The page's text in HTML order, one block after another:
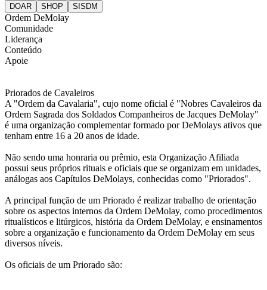
Ordem DeMolay
Comunidade
Liderança
Conteúdo
Apoie
Priorados de Cavaleiros
A "Ordem da Cavalaria", cujo nome oficial é "Nobres Cavaleiros da
Ordem Sagrada dos Soldados Companheiros de Jacques DeMolay"
é uma organização complementar formado por DeMolays ativos que
tenham entre 16 a 20 anos de idade.
Não sendo uma honraria ou prêmio, esta Organização Afiliada
possui seus próprios rituais e oficiais que se organizam em unidades,
análogas aos Capítulos DeMolays, conhecidas como "Priorados".
A principal função de um Priorado é realizar trabalho de orientação
sobre os aspectos internos da Ordem DeMolay, como procedimentos
ritualísticos e litúrgicos, história da Ordem DeMolay, e ensinamentos
sobre a organização e funcionamento da Ordem DeMolay em seus
diversos níveis.
Os oficiais de um Priorado são: